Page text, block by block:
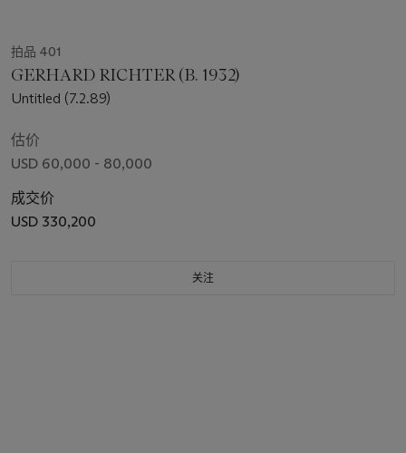
拍品 401
GERHARD RICHTER (B. 1932)
Untitled (7.2.89)
估价
USD 60,000 - 80,000
成交价
USD 330,200
关注